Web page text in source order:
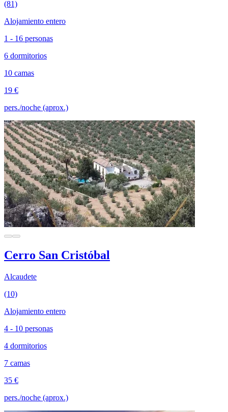
(81)
Alojamiento entero
1 - 16 personas
6 dormitorios
10 camas
19 €
pers./noche (aprox.)
Cerro San Cristóbal
Alcaudete
(10)
Alojamiento entero
4 - 10 personas
4 dormitorios
7 camas
35 €
pers./noche (aprox.)